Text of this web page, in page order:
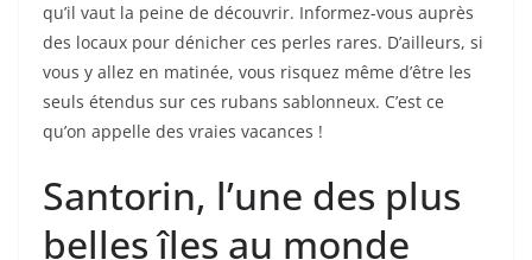
qu’il vaut la peine de découvrir. Informez-vous auprès
des locaux pour dénicher ces perles rares. D’ailleurs, si
vous y allez en matinée, vous risquez même d’être les
seuls étendus sur ces rubans sablonneux. C’est ce
qu’on appelle des vraies vacances !
Santorin, l’une des plus
belles îles au monde